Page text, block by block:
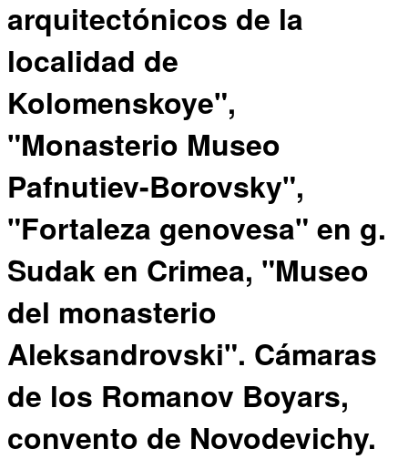
arquitectónicos de la
localidad de
Kolomenskoye",
"Monasterio Museo
Pafnutiev-Borovsky",
"Fortaleza genovesa" en g.
Sudak en Crimea, "Museo
del monasterio
Aleksandrovski". Cámaras
de los Romanov Boyars,
convento de Novodevichy.